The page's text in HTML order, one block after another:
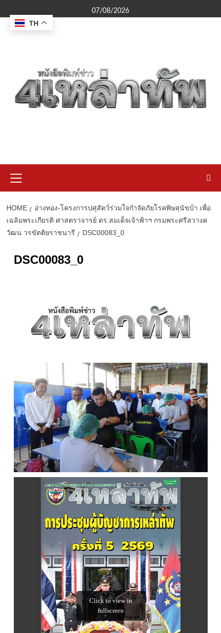
to
content
07/08/2026
Menu
HOME
อ่างทอง-โครงการปศุสัตว์ร่วมใจกำจัดภัยโรคพิษสุนัขบ้า เพื่อ
เฉลิมพระเกียรติ ศาสตราจารย์ ดร.สมเด็จเจ้าฟ้าฯ กรมพระศรีสวางค
วัฒน วรขัตติยราชนารี
DSC00083_0
DSC00083_0
TH